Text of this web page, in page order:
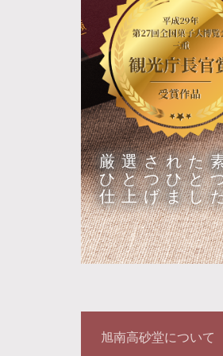
厳選された
ひとつひと
仕上げまし
旭南高砂堂について